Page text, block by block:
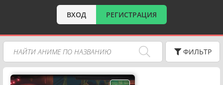
ВХОД РЕГИСТРАЦИЯ
ФИЛЬТР